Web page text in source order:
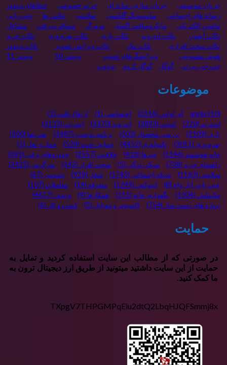
جریان-موسیقی
جریان سازی رسانه ای حریم خصوصی
خطاهای ویندوز
رسانه های اجتماعی
سامسونگ گلکسی سلامتی عکس ها
عیب یابی
ماشین الکتریکی
مایکروسافت اکسل مرورگر مسافرت رفتن
مشاغل
نکات آیفون
نکات اندروید نکات بازی نکات بهره وری
نکات خرید
نکات سخت افزاری
نکات مک نکات ویرایش تصویر
نکات ویندوز
هوش مصنوعی
ویرایشگرهای تصویر ویندوز 10
ویندوز 11
چت جی پی تی
گوگل گوگل کروم یوتیوب
موضوعات
apple(10) آی اواس (3316) اختصاصی (1) ارتقاء یافت (2)
استریم (220) امنیت (2893) اندروید (3370) اینترنت (3135)
بازی (2109) بررسی محصول (502) برنامه نویسی (1487) بهترینها (300)
بهره وری (3011) تکنولوژی (4452) حمایت شده (528) حمل و نقل (5)
خانه هوشمند (1146) خبرها (418) خلاقیت (2557) خودروهای برقی (391)
راهنمای خرید (738) سبک زندگی (5) سخت افزار (142) سرگرمی (2425)
سلامتی (1163) شبکه اجتماعی (1743) شغل (929) عمومی (67)
عیب یابی اپل واچ (8) لینوکس (1249) متفرقه (14) معاملات (107)
مکینتاش (1304) نگهداری خانه (151) همکارها (9) ویندوز (4617)
پروژه های دست ساز (754) کامپیوتر و موبایل (5) کسب و کار (6)
حمایت
در صورتی که از مطالب این سایت استفاده کردید و تمایل به
حمایت از این سایت داشتید میتونید از طریق ارز دیجیتال ترون به
ما کمک کنید.
TXpgV7THPGMPqEiu2dtQ2LbqHJQFSmmj8x